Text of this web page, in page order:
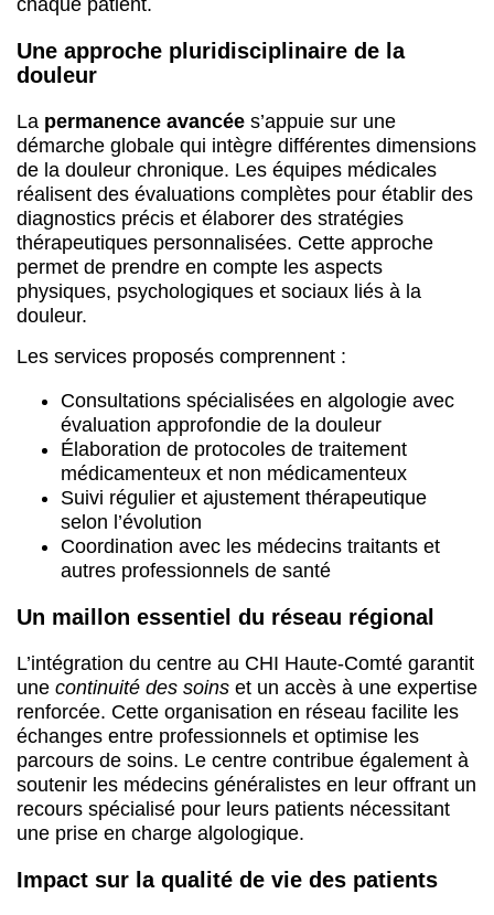
chaque patient.
Une approche pluridisciplinaire de la
douleur
La permanence avancée s’appuie sur une
démarche globale qui intègre différentes dimensions
de la douleur chronique. Les équipes médicales
réalisent des évaluations complètes pour établir des
diagnostics précis et élaborer des stratégies
thérapeutiques personnalisées. Cette approche
permet de prendre en compte les aspects
physiques, psychologiques et sociaux liés à la
douleur.
Les services proposés comprennent :
Consultations spécialisées en algologie avec
évaluation approfondie de la douleur
Élaboration de protocoles de traitement
médicamenteux et non médicamenteux
Suivi régulier et ajustement thérapeutique
selon l’évolution
Coordination avec les médecins traitants et
autres professionnels de santé
Un maillon essentiel du réseau régional
L’intégration du centre au CHI Haute-Comté garantit
une continuité des soins et un accès à une expertise
renforcée. Cette organisation en réseau facilite les
échanges entre professionnels et optimise les
parcours de soins. Le centre contribue également à
soutenir les médecins généralistes en leur offrant un
recours spécialisé pour leurs patients nécessitant
une prise en charge algologique.
Impact sur la qualité de vie des patients